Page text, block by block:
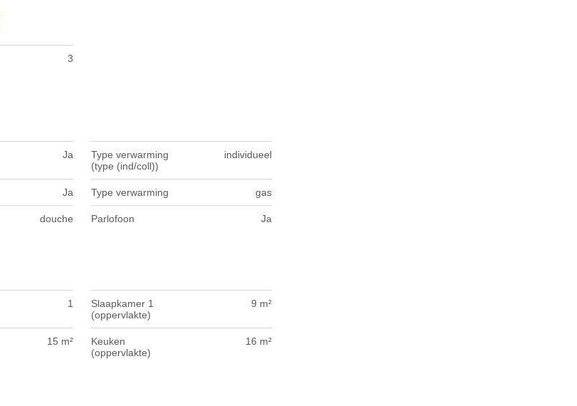
3
Ja
Type verwarming
(type (ind/coll))
individueel
Ja Type verwarming gas
douche Parlofoon Ja
1
Slaapkamer 1
(oppervlakte)
9 m²
15 m²
Keuken
(oppervlakte)
16 m²